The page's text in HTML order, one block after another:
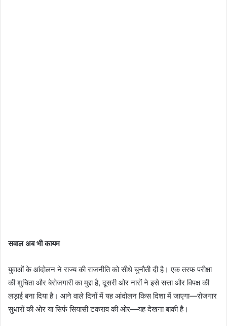
सवाल अब भी कायम
युवाओं के आंदोलन ने राज्य की राजनीति को सीधे चुनौती दी है। एक तरफ परीक्षा
की शुचिता और बेरोजगारी का मुद्दा है, दूसरी ओर नारों ने इसे सत्ता और विपक्ष की
लड़ाई बना दिया है। आने वाले दिनों में यह आंदोलन किस दिशा में जाएगा—रोजगार
सुधारों की ओर या सिर्फ सियासी टकराव की ओर—यह देखना बाकी है।